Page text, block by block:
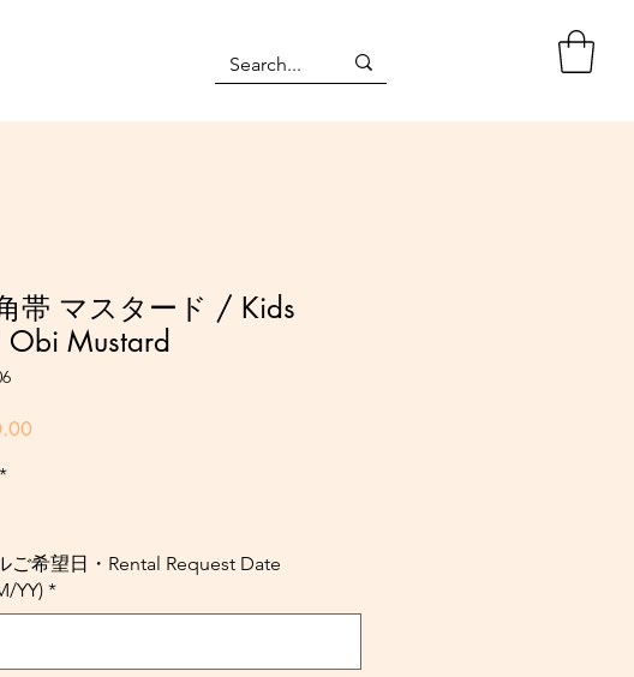
帯 マスタード / Kids
Obi Mustard
Price
*
ご希望日・Rental Request Date
YY) *